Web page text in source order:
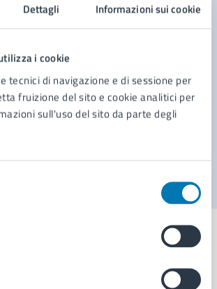
Dettagli Informazioni sui cookie
i cookie
tecnici di navigazione e di sessione per
fruizione del sito e cookie analitici per
sull'uso del sito da parte degli
frequenti
Napoli